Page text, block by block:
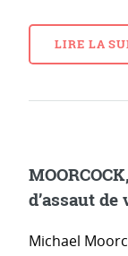
LIRE LA
d’assaut
Michael